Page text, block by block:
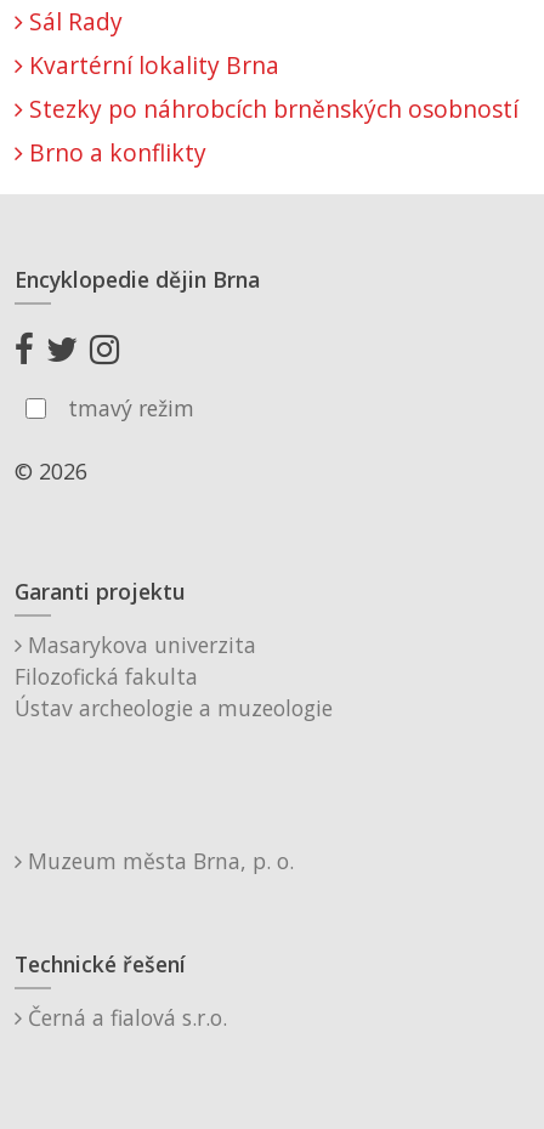
Sál Rady
Kvartérní lokality Brna
Stezky po náhrobcích brněnských osobností
Brno a konflikty
Encyklopedie dějin Brna
tmavý režim
© 2026
Garanti projektu
Masarykova univerzita
Filozofická fakulta
Ústav archeologie a muzeologie
Muzeum města Brna, p. o.
Technické řešení
Černá a fialová s.r.o.